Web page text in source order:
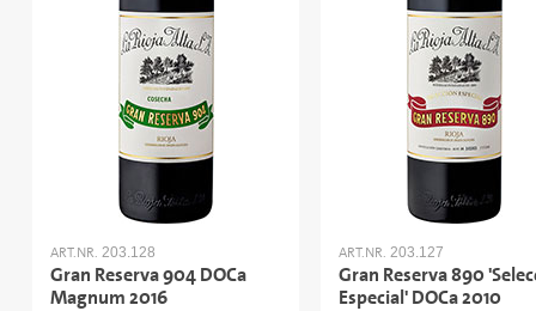
ART.NR. 203.128
Gran Reserva 904 DOCa
Magnum 2016
ART.NR. 203.127
Gran Reserva 890
Especial' DOCa 2010